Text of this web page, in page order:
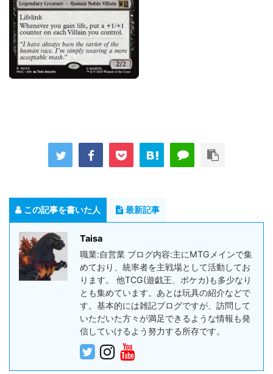
この記事を書いた人 最新記事
Taisa
職業:自営業 ブログ内容:主にMTGメインで集
めており、統率者を主戦場として活動してお
ります。 他TCG(遊戯王、ポケカ)も多少なり
とも集めています。あとは玩具の紹介などで
す。基本的には雑記ブログですが、訪問して
いただいた方々が満足できるような情報も発
信していけるよう努力する所存です。